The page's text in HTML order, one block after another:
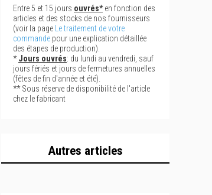
Entre 5 et 15 jours ouvrés*en fonction des
articles et des stocks de nos fournisseurs
(voir la page
Le traitement de votre
commande pour une explication détaillée
des étapes de production).
*Jours ouvrés: du lundi au vendredi, sauf
jours fériés et jours de fermetures annuelles
(fêtes de fin d'année et été).
** Sous réserve de disponibilité de l'article
chez le fabricant
Autres articles